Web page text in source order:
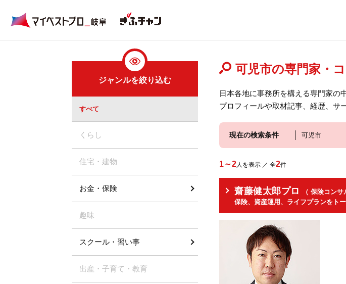
可児市の専門家・
日本各地に事務所を構える専門家の
プロフィールや取材記事、経歴、サ
現在の検索条件 可児市
1～2人を表示 ／ 全2件
齋藤健太郎プロ
（ 保険コンサ
保険、資産運用、ライフプランをト
ジャンルを絞り込む
すべて
くらし
住宅・建物
お金・保険
趣味
スクール・習い事
出産・子育て・教育